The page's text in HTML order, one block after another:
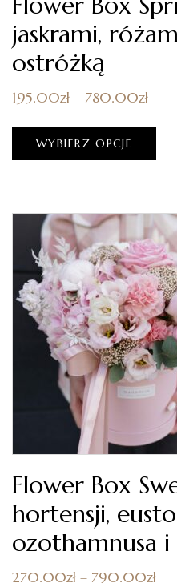
jaskrami,
ostróżką
195.00zł – 780.00zł
WYBIERZ OPCJE
Flower Box
hortensji,
ozothamnusa i
270.00zł – 790.00zł